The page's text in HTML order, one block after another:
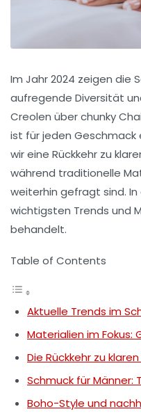
Im Jahr 2024 zeigen die
aufregende Diversität
Creolen über chunky
ist für jeden
wir eine Rückkehr zu
während traditionelle
weiterhin gefragt sind.
wichtigsten Trends und
behandelt.
Table of Contents
Aktuelle Trends im
Materialien im Fokus:
Die Rückkehr zu klaren
Schmuck für Männer:
Boho-Style und